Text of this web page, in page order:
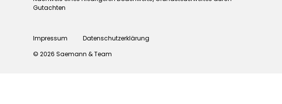
Gutachten
Impressum
Datenschutzerklärung
© 2026 Saemann & Team